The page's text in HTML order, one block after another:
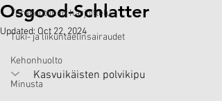
Terapeuttinen harjoittelu
Tuki- ja liikuntaelinsairaudet
Kehonhuolto
Minusta
Osgood-Schlatter
Updated: Oct 22, 2024
Kasvuikäisten polvikipu